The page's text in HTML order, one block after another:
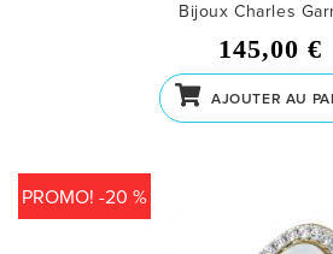
Bijoux Charles
145,00 €
AJOUTER AU
PROMO! -20 %